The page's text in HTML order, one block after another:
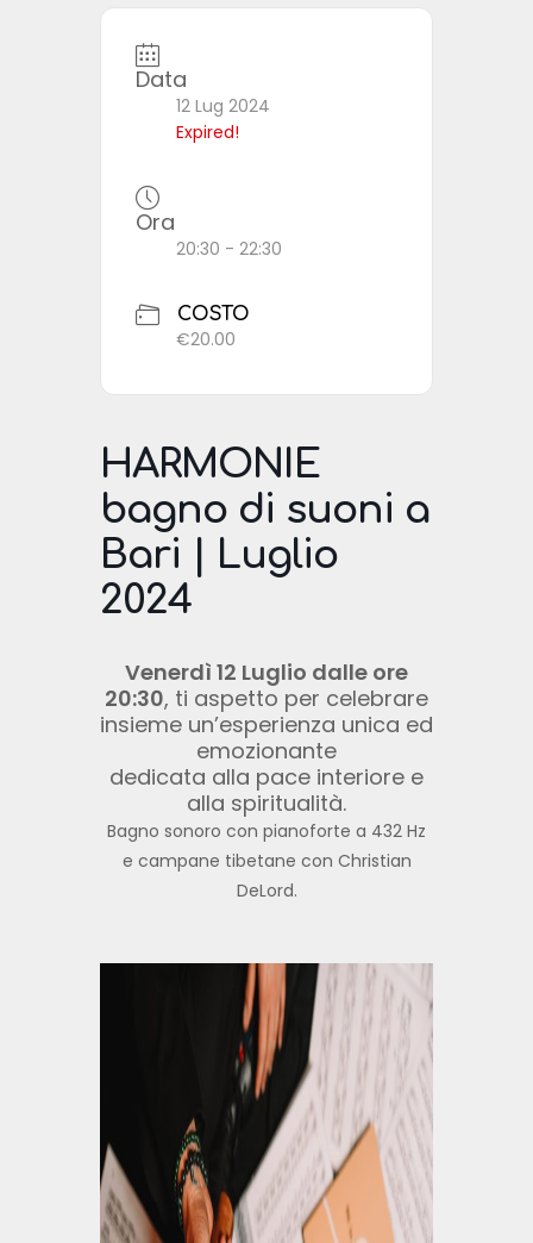
Data
12 Lug 2024
Expired!
Ora
20:30 - 22:30
COSTO
€20.00
HARMONIE
bagno di suoni a
Bari | Luglio
2024
Venerdì 12 Luglio dalle ore
20:30, ti aspetto per celebrare
insieme un’esperienza unica ed
emozionante
dedicata alla pace interiore e
alla spiritualità.
Bagno sonoro con pianoforte a 432 Hz
e campane tibetane con Christian
DeLord.